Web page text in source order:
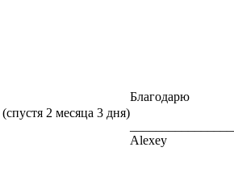
(спустя 2 месяца 3 дня)
Благодарю
Alexey